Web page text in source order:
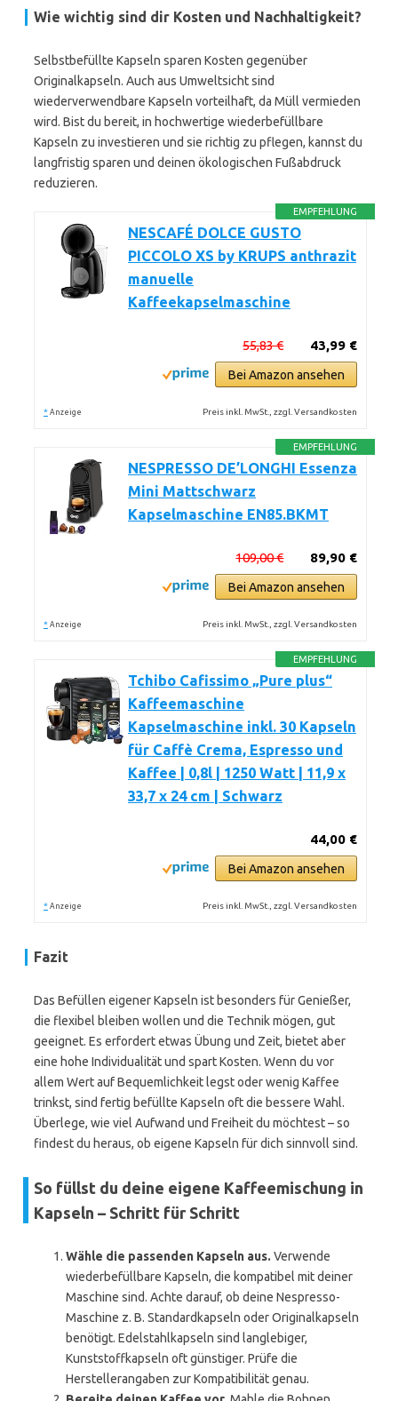
Wie wichtig sind dir Kosten und Nachhaltigkeit?
Selbstbefüllte Kapseln sparen Kosten gegenüber
Originalkapseln. Auch aus Umweltsicht sind
wiederverwendbare Kapseln vorteilhaft, da Müll vermieden
wird. Bist du bereit, in hochwertige wiederbefüllbare
Kapseln zu investieren und sie richtig zu pflegen, kannst du
langfristig sparen und deinen ökologischen Fußabdruck
reduzieren.
EMPFEHLUNG
NESCAFÉ DOLCE GUSTO
PICCOLO XS by KRUPS anthrazit
manuelle
Kaffeekapselmaschine
43,99 €
55,83 €
Bei Amazon ansehen
* Anzeige Preis inkl. MwSt., zzgl. Versandkosten
EMPFEHLUNG
NESPRESSO DE’LONGHI Essenza
Mini Mattschwarz
Kapselmaschine EN85.BKMT
89,90 €
109,00 €
Bei Amazon ansehen
* Anzeige Preis inkl. MwSt., zzgl. Versandkosten
EMPFEHLUNG
Tchibo Cafissimo „Pure plus“
Kaffeemaschine
Kapselmaschine inkl. 30 Kapseln
für Caffè Crema, Espresso und
Kaffee | 0,8l | 1250 Watt | 11,9 x
33,7 x 24 cm | Schwarz
44,00 €
Bei Amazon ansehen
* Anzeige Preis inkl. MwSt., zzgl. Versandkosten
Fazit
Das Befüllen eigener Kapseln ist besonders für Genießer,
die flexibel bleiben wollen und die Technik mögen, gut
geeignet. Es erfordert etwas Übung und Zeit, bietet aber
eine hohe Individualität und spart Kosten. Wenn du vor
allem Wert auf Bequemlichkeit legst oder wenig Kaffee
trinkst, sind fertig befüllte Kapseln oft die bessere Wahl.
Überlege, wie viel Aufwand und Freiheit du möchtest – so
findest du heraus, ob eigene Kapseln für dich sinnvoll sind.
So füllst du deine eigene Kaffeemischung in
Kapseln – Schritt für Schritt
Wähle die passenden Kapseln aus. Verwende
wiederbefüllbare Kapseln, die kompatibel mit deiner
Maschine sind. Achte darauf, ob deine Nespresso-
Maschine z. B. Standardkapseln oder Originalkapseln
benötigt. Edelstahlkapseln sind langlebiger,
Kunststoffkapseln oft günstiger. Prüfe die
Herstellerangaben zur Kompatibilität genau.